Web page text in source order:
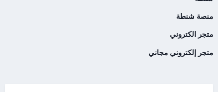
منصة شنطة
متجر الكتروني
متجر إلكتروني مجاني